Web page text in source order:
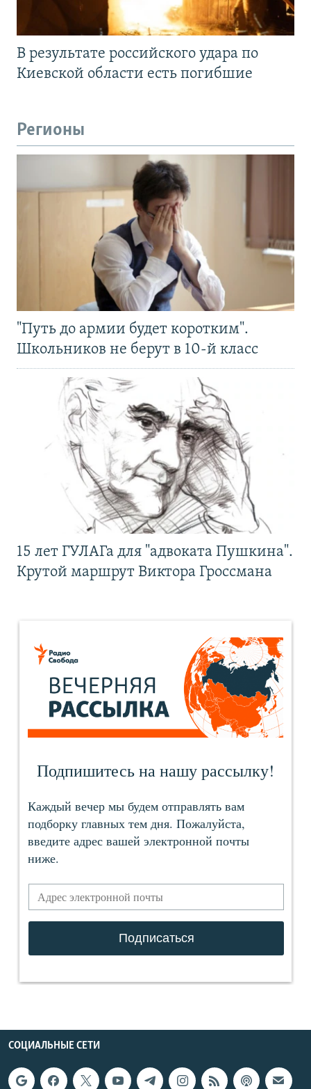
В результате российского удара по
Киевской области есть погибшие
Регионы
"Путь до армии будет коротким".
Школьников не берут в 10-й класс
15 лет ГУЛАГа для "адвоката Пушкина".
Крутой маршрут Виктора Гроссмана
СОЦИАЛЬНЫЕ СЕТИ